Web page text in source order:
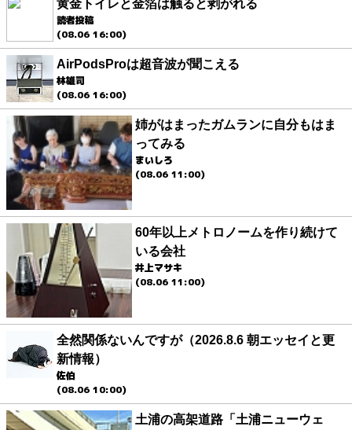
黄金トイレと金箔は触ると剥がれる
読者投稿
(08.06 16:00)
AirPodsProは超音波が聞こえる
林雄司
(08.06 16:00)
姉がはまったガムランに自分もはま
ってみる
まいしろ
(08.06 11:00)
60年以上メトロノームを作り続けて
いる会社
井上マサキ
(08.06 11:00)
全然関係ないんですが（2026.8.6 朝エッセイと更
新情報）
佐伯
(08.06 10:00)
土浦の高架道路「土浦ニューウェ